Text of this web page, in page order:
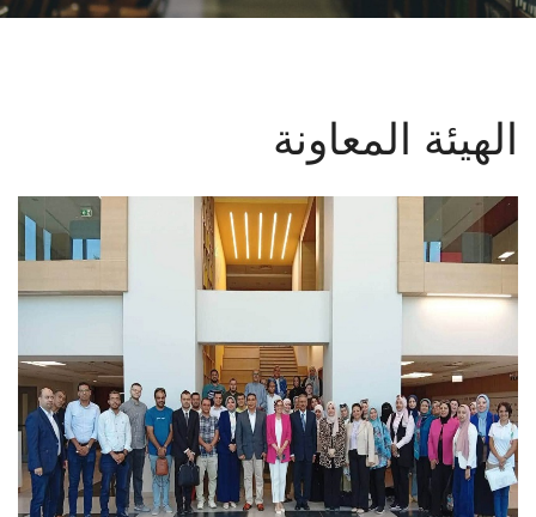
البحث العلمي
الأنظمة الذكية
الطلاب
هيئة التدريس
الهيئة المعاونة